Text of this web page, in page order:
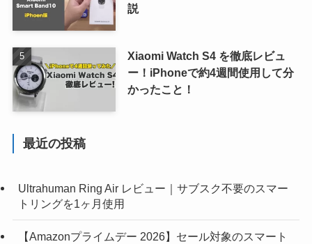
説
Xiaomi Watch S4 を徹底レビュ
ー！iPhoneで約4週間使用して分
かったこと！
最近の投稿
Ultrahuman Ring Air レビュー｜サブスク不要のスマー
トリングを1ヶ月使用
【Amazonプライムデー 2026】セール対象のスマート